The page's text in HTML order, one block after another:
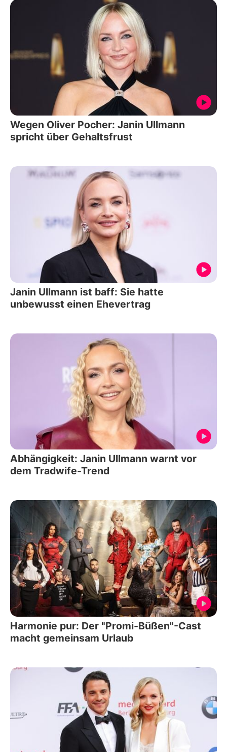
Wegen Oliver Pocher: Janin Ullmann
spricht über Gehaltsfrust
Janin Ullmann ist baff: Sie hatte
unbewusst einen Ehevertrag
Abhängigkeit: Janin Ullmann warnt vor
dem Tradwife-Trend
Harmonie pur: Der "Promi-Büßen"-Cast
macht gemeinsam Urlaub